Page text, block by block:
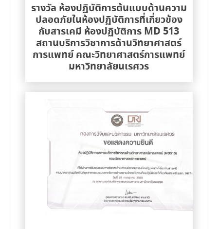
รางวัล ห้องปฏิบัติการต้นแบบด้านความ
ปลอดภัยในห้องปฏิบัติการที่เกี่ยวข้อง
กับสารเคมี ห้องปฏิบัติการ MD 513
สถานบริการวิชาการด้านวิทยาศาสตร์
การแพทย์ คณะวิทยาศาสตร์การแพทย์
มหาวิทยาลัยนเรศวร